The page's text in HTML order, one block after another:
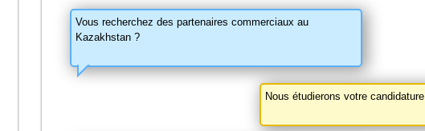
Vous recherchez des partenaires commerciaux au
Kazakhstan ?
Nous étudierons votre candidature